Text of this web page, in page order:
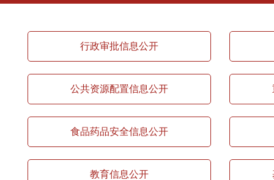
行政审批信息公开
公共资源配置信息公开
食品药品安全信息公开
教育信息公开